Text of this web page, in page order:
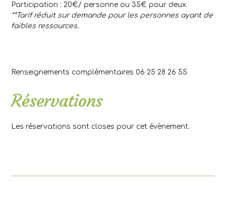
Participation : 20€/ personne ou 35€ pour deux.
**Tarif réduit sur demande pour les personnes ayant de
faibles ressources.
Renseignements complémentaires 06 25 28 26 55
Réservations
Les réservations sont closes pour cet évènement.